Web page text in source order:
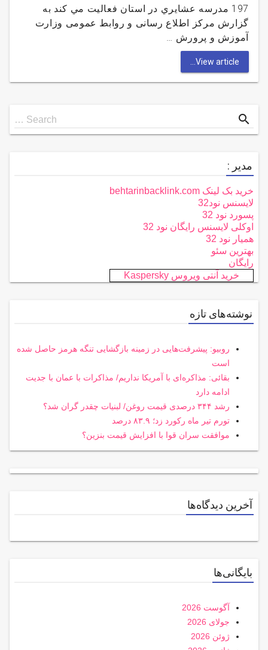
197 مدرسه عشايري در استان فعاليت مي كند به
گزارش مركز اطلاع رسانی و روابط عمومی وزارت
آموزش و پرورش …
View article...
Search
for
Search … search
مدیر :
خرید بک لینک behtarinbacklink.com
لایسنس نود32
پسورد نود 32
اوکلی لایسنس رایگان نود 32
همیار نود 32
بهترین سئو
رایگان
خرید آنتی ویروس Kaspersky
نوشته‌های تازه
روبیو: پیشرفت‌هایی در زمینه بازگشایی تنگه هرمز حاصل شده
است
بقائی: مذاکره‌ای با آمریکا نداریم/ مذاکرات با عمان با جدیت
ادامه دارد
رشد ۳۴۴ درصدی قیمت روغن/ لبنیات چقدر گران شد؟
تورم تیر ماه رکورد زد؛ ۸۳.۹ درصد
موافقت سران قوا با افزایش قیمت بنزین؟
آخرین دیدگاه‌ها
بایگانی‌ها
آگوست 2026
جولای 2026
ژوئن 2026